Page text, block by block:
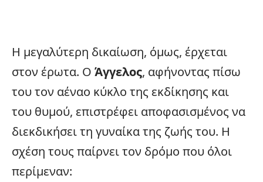
Η μεγαλύτερη δικαίωση, όμως, έρχεται
στον έρωτα. Ο Άγγελος, αφήνοντας πίσω
του τον αέναο κύκλο της εκδίκησης και
του θυμού, επιστρέφει αποφασισμένος να
διεκδικήσει τη γυναίκα της ζωής του. Η
σχέση τους παίρνει τον δρόμο που όλοι
περίμεναν: